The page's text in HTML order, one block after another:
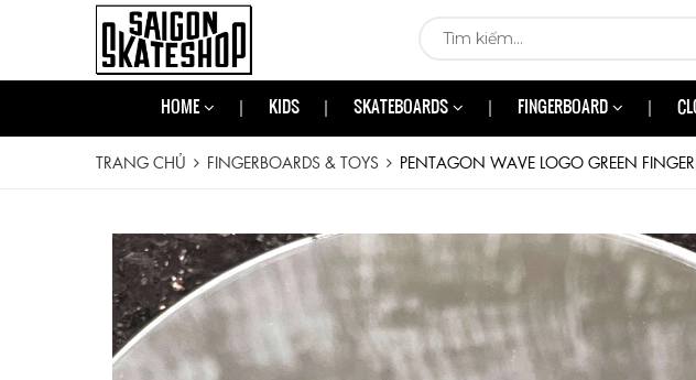
HOME KIDS SKATEBOARDS FINGERBOARD
TRANG CHỦ FINGERBOARDS & TOYS PENTAGON WAVE LOGO GREEN